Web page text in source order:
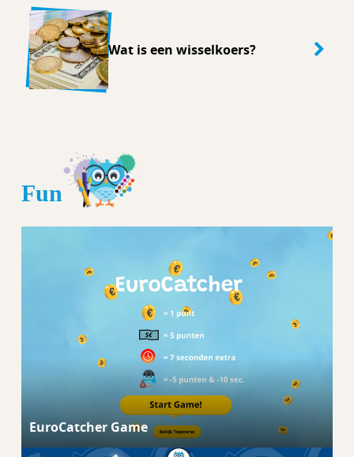
Wat is een wisselkoers?
Fun
EuroCatcher Game